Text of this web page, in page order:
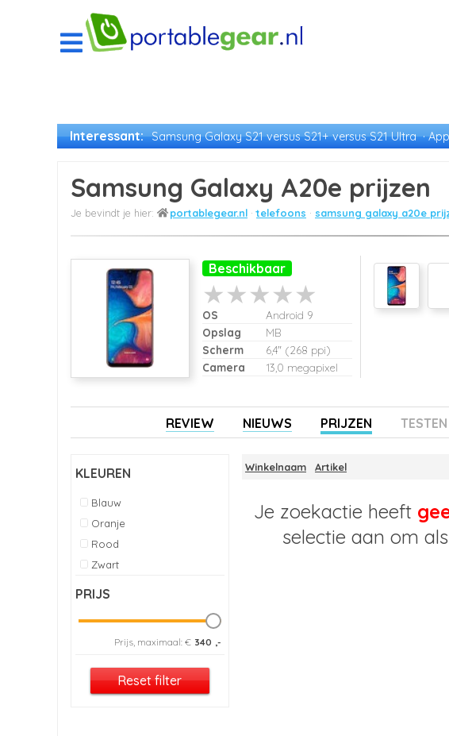
Interessant: Samsung Galaxy S21 versus S21+ versus S21 Ultra
Samsung Galaxy A20e prijzen
portablegear.nl telefoons samsung galaxy a20e
Beschikbaar
OS
Android 9
Opslag
MB
Scherm
6,4" (268 ppi)
Camera
13,0 megapixel
REVIEW NIEUWS PRIJZEN TESTEN
KLEUREN
Blauw
Oranje
Rood
Zwart
PRIJS
Prijs, maximaal: € 340 ,-
Reset filter
Winkelnaam Artikel
Je zoekactie heeft
selectie aan om